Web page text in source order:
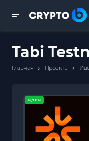
Tabi
Главная › Проекты ›
ИДЕИ